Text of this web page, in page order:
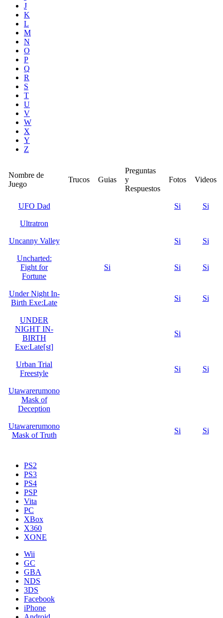
J
K
L
M
N
O
P
Q
R
S
T
U
V
W
X
Y
Z
Nombre de
Juego
Trucos Guias
Preguntas
y
Respuestos
Fotos Videos
UFO Dad Si Si
Ultratron
Uncanny Valley Si Si
Uncharted:
Fight for
Fortune
Si Si Si
Under Night In-
Birth Exe:Late
Si Si
UNDER
NIGHT IN-
BIRTH
Exe:Late[st]
Si
Urban Trial
Freestyle
Si Si
Utawarerumono
Mask of
Deception
Utawarerumono
Mask of Truth
Si Si
PS2
PS3
PS4
PSP
Vita
PC
XBox
X360
XONE
Wii
GC
GBA
NDS
3DS
Facebook
iPhone